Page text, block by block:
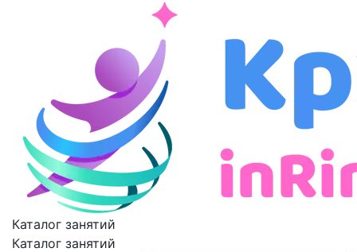
Каталог занятий
Каталог занятий